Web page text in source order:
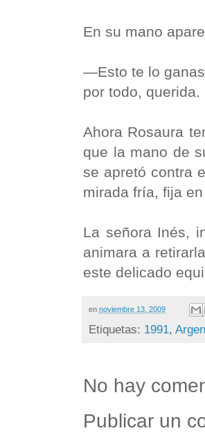
En su mano
—Esto te lo
por todo, querida.
Ahora Rosaura
que la mano de
se apretó contra
mirada fría, fija
La señora Inés,
animara a
este delicado
en noviembre 13, 2009
Etiquetas: 1991,
No hay
Publicar un